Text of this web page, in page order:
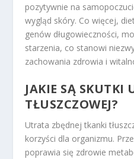
pozytywnie na
wygląd skóry. Co więcej,
genów długowieczności,
starzenia, co stanowi
zachowania zdrowia i
JAKIE SĄ SKUTKI
TŁUSZCZOWEJ?
Utrata zbędnej tkanki
korzyści dla organizmu.
poprawia się zdrowie